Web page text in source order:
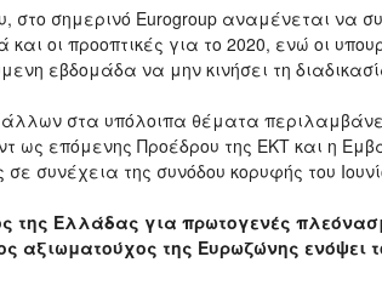
στο σημερινό Eurogroup αναμένεται να
και οι προοπτικές για το 2020, ενώ οι
εβδομάδα να μην κινήσει τη
στα υπόλοιπα θέματα
ως επόμενης Προέδρου της ΕΚΤ και η
συνέχεια της συνόδου κορυφής του
της Ελλάδας για πρωτογενές
αξιωματούχος της Ευρωζώνης ενόψει